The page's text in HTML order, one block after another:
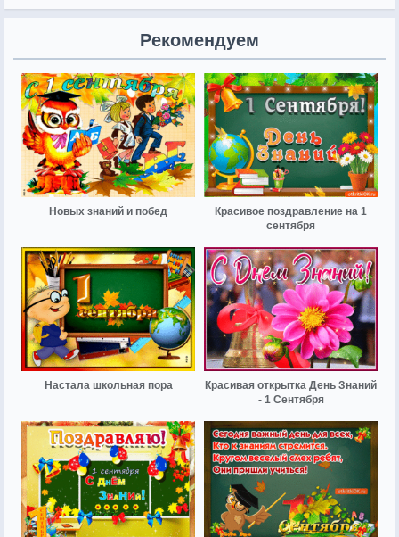
Рекомендуем
Новых знаний и побед
Красивое поздравление на 1
сентября
Настала школьная пора
Красивая открытка День Знаний
- 1 Сентября